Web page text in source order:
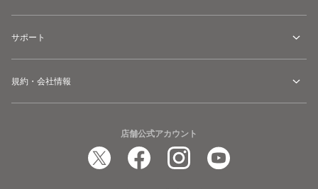
サポート
規約・会社情報
店舗公式アカウント